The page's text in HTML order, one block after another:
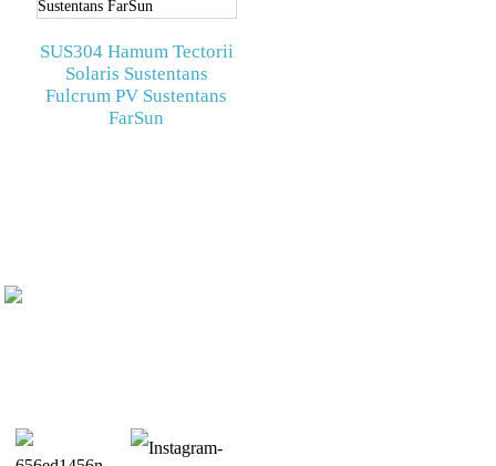
SUS304 Hamum Tectorii
Solaris Sustentans
Fulcrum PV Sustentans
FarSun